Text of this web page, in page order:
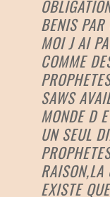
BENIS
MOI J AI
COMME
SAWS
MONDE D
UN SEUL
RAISON,LA
EXISTE